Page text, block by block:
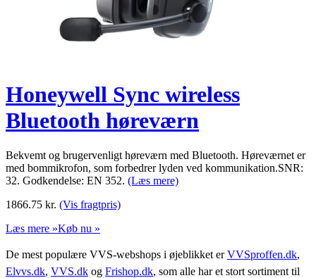
Honeywell Sync wireless
Bluetooth høreværn
Bekvemt og brugervenligt høreværn med Bluetooth. Høreværnet er
med bommikrofon, som forbedrer lyden ved kommunikation.SNR:
32. Godkendelse: EN 352. (Læs mere)
1866.75 kr. (Vis fragtpris)
Læs mere »Køb nu »
De mest populære VVS-webshops i øjeblikket erVVSproffen.dk,
Elvvs.dk, VVS.dk og Frishop.dk, som alle har et stort sortiment til